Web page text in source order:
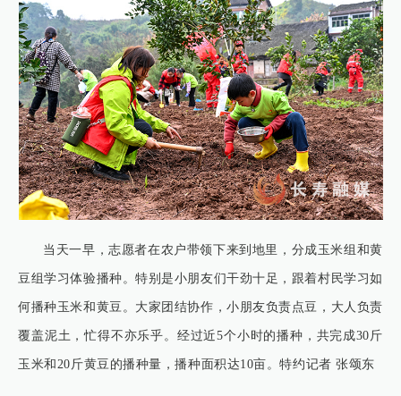
当天一早，志愿者在农户带领下来到地里，分成玉米组和黄
豆组学习体验播种。特别是小朋友们干劲十足，跟着村民学习如
何播种玉米和黄豆。大家团结协作，小朋友负责点豆，大人负责
覆盖泥土，忙得不亦乐乎。经过近5个小时的播种，共完成30斤
玉米和20斤黄豆的播种量，播种面积达10亩。特约记者 张颂东